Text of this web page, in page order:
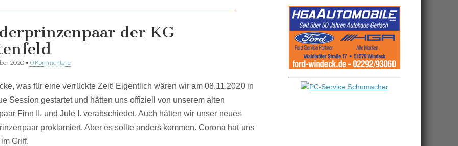
der KG
2020 • 0 Kommentare
was für eine verrückte Zeit! Eigentlich wären wir am 08.11.2020 in
Session gestartet und hätten uns offiziell von unserem alten
Finn II. und Jule I. verabschiedet. Auch hätten wir unser neues
proklamiert. Aber es sollte anders kommen. Corona hat uns
Griff.